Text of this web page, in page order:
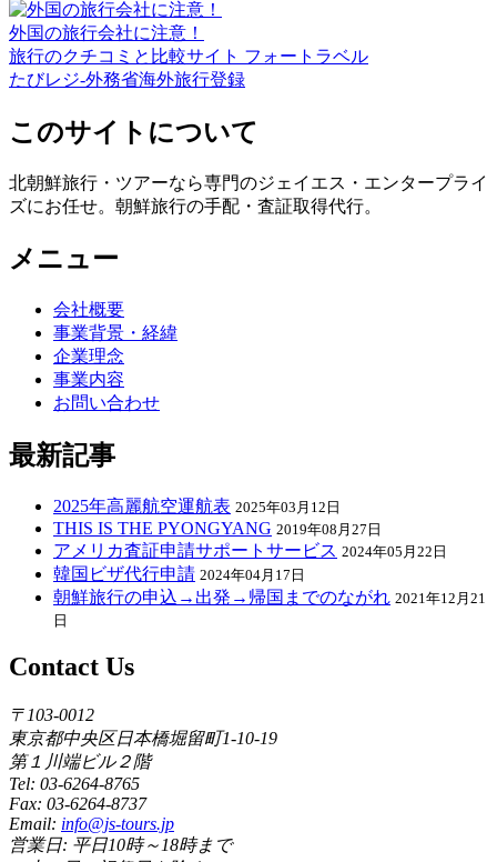
外国の旅行会社に注意！
旅行のクチコミと比較サイト フォートラベル
たびレジ-外務省海外旅行登録
このサイトについて
北朝鮮旅行・ツアーなら専門のジェイエス・エンタープライ
ズにお任せ。朝鮮旅行の手配・査証取得代行。
メニュー
会社概要
事業背景・経緯
企業理念
事業内容
お問い合わせ
最新記事
2025年高麗航空運航表 2025年03月12日
THIS IS THE PYONGYANG 2019年08月27日
アメリカ査証申請サポートサービス 2024年05月22日
韓国ビザ代行申請 2024年04月17日
朝鮮旅行の申込→出発→帰国までのながれ 2021年12月21
日
Contact Us
〒103-0012
東京都中央区日本橋堀留町1-10-19
第１川端ビル２階
Tel: 03-6264-8765
Fax: 03-6264-8737
Email: info@js-tours.jp
営業日: 平日10時～18時まで